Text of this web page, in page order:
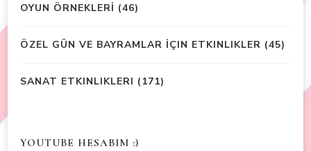
OYUN ÖRNEKLERİ (46)
ÖZEL GÜN VE BAYRAMLAR İÇIN ETKINLIKLER (45)
SANAT ETKINLIKLERI (171)
YOUTUBE HESABIM :)